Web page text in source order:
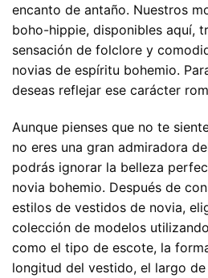
encanto de antaño. Nuestros
boho-hippie, disponibles aquí,
sensación de folclore y
novias de espíritu bohemio.
deseas reflejar ese carácter
Aunque pienses que no te
no eres una gran admiradora
podrás ignorar la belleza
novia bohemio. Después de
estilos de vestidos de novia,
colección de modelos
como el tipo de escote, la
longitud del vestido, el largo